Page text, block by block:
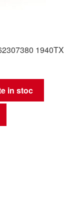
1940TX
in stoc